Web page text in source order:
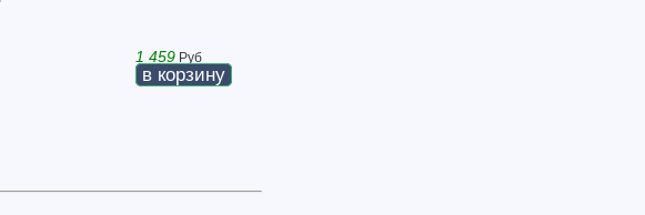
1 459 Руб
в корзину